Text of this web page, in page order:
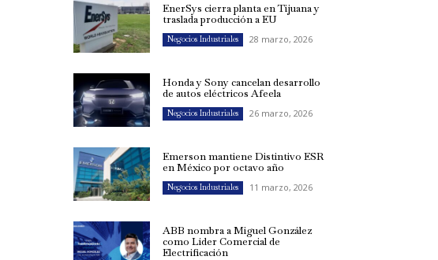
EnerSys cierra planta en Tijuana y
traslada producción a EU
Negocios Industriales 28 marzo, 2026
Honda y Sony cancelan desarrollo
de autos eléctricos Afeela
Negocios Industriales 26 marzo, 2026
Emerson mantiene Distintivo ESR
en México por octavo año
Negocios Industriales 11 marzo, 2026
ABB nombra a Miguel González
como Líder Comercial de
Electrificación